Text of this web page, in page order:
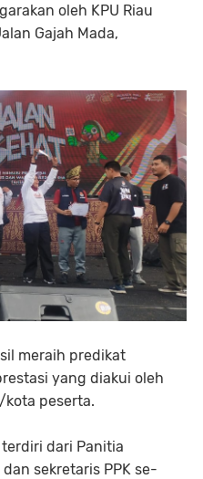
oleh KPU Riau
Gajah Mada,
meraih predikat
yang diakui oleh
kota peserta.
dari Panitia
sekretaris PPK se-